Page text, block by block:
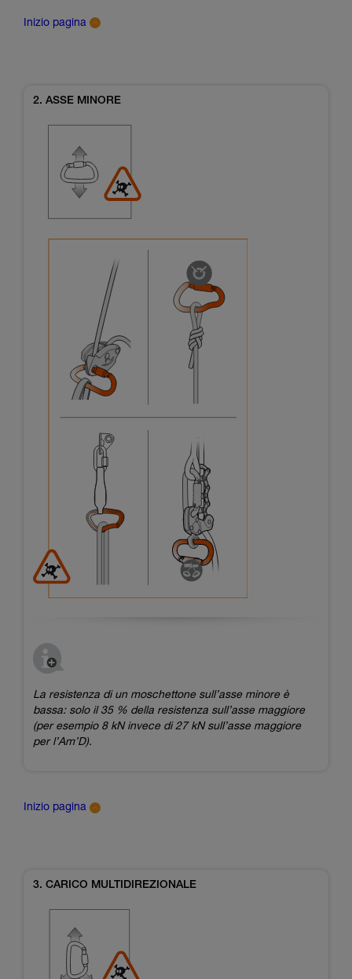
Inizio pagina
2. ASSE MINORE
La resistenza di un moschettone sull’asse minore è
bassa: solo il 35 % della resistenza sull’asse maggiore
(per esempio 8 kN invece di 27 kN sull’asse maggiore
per l’Am’D).
Inizio pagina
3. CARICO MULTIDIREZIONALE